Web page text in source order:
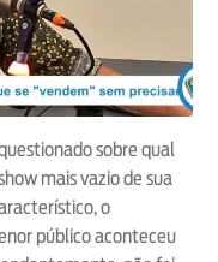
sobre qual
mais vazio de sua
o
público aconteceu